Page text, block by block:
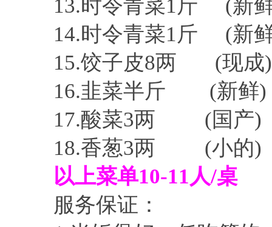
13.时令青菜1斤 (新
14.时令青菜1斤 (新
15.饺子皮8两 (现成)
16.韭菜半斤 (新鲜)
17.酸菜3两 (国产)
18.香葱3两 (小的)
以上菜单10-11人/桌
服务保证：